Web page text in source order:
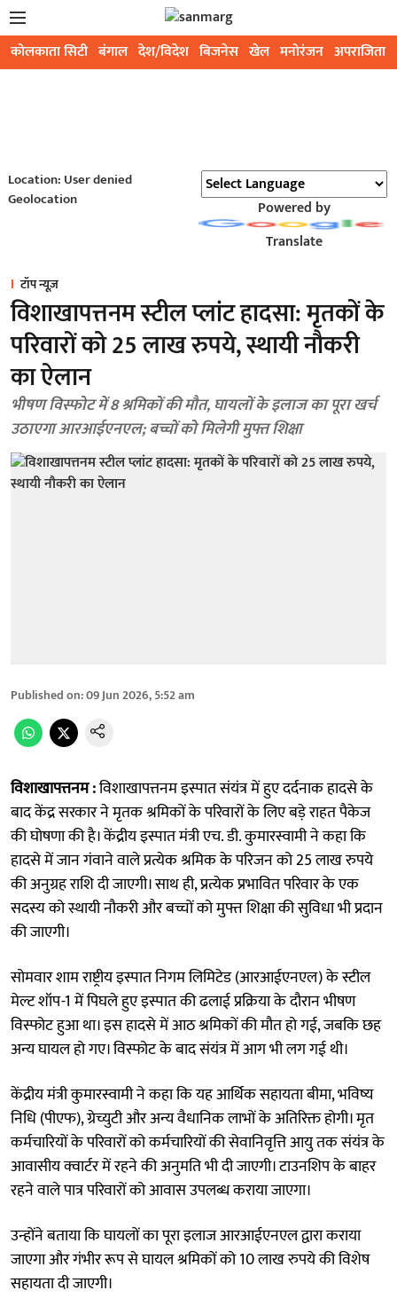
कोलकाता सिटी बंगाल देश/विदेश बिजनेस खेल मनोरंजन अपराजिता
Location: User denied
Geolocation
Powered by
Translate
टॉप न्यूज़
विशाखापत्तनम स्टील प्लांट हादसा: मृतकों के
परिवारों को 25 लाख रुपये, स्थायी नौकरी
का ऐलान
भीषण विस्फोट में 8 श्रमिकों की मौत, घायलों के इलाज का पूरा खर्च
उठाएगा आरआईएनएल; बच्चों को मिलेगी मुफ्त शिक्षा
Published on:09 Jun 2026, 5:52 am
विशाखापत्तनम :विशाखापत्तनम इस्पात संयंत्र में हुए दर्दनाक हादसे के
बाद केंद्र सरकार ने मृतक श्रमिकों के परिवारों के लिए बड़े राहत पैकेज
की घोषणा की है। केंद्रीय इस्पात मंत्री एच. डी. कुमारस्वामी ने कहा कि
हादसे में जान गंवाने वाले प्रत्येक श्रमिक के परिजन को 25 लाख रुपये
की अनुग्रह राशि दी जाएगी। साथ ही, प्रत्येक प्रभावित परिवार के एक
सदस्य को स्थायी नौकरी और बच्चों को मुफ्त शिक्षा की सुविधा भी प्रदान
की जाएगी।
सोमवार शाम राष्ट्रीय इस्पात निगम लिमिटेड (आरआईएनएल) के स्टील
मेल्ट शॉप-1 में पिघले हुए इस्पात की ढलाई प्रक्रिया के दौरान भीषण
विस्फोट हुआ था। इस हादसे में आठ श्रमिकों की मौत हो गई, जबकि छह
अन्य घायल हो गए। विस्फोट के बाद संयंत्र में आग भी लग गई थी।
केंद्रीय मंत्री कुमारस्वामी ने कहा कि यह आर्थिक सहायता बीमा, भविष्य
निधि (पीएफ), ग्रेच्युटी और अन्य वैधानिक लाभों के अतिरिक्त होगी। मृत
कर्मचारियों के परिवारों को कर्मचारियों की सेवानिवृत्ति आयु तक संयंत्र के
आवासीय क्वार्टर में रहने की अनुमति भी दी जाएगी। टाउनशिप के बाहर
रहने वाले पात्र परिवारों को आवास उपलब्ध कराया जाएगा।
उन्होंने बताया कि घायलों का पूरा इलाज आरआईएनएल द्वारा कराया
जाएगा और गंभीर रूप से घायल श्रमिकों को 10 लाख रुपये की विशेष
सहायता दी जाएगी।